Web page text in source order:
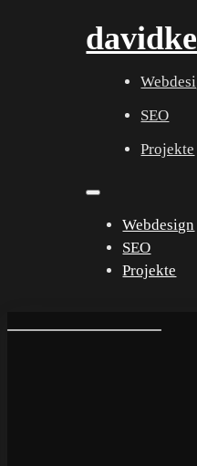
SEO
Projekte
Webdesign
SEO
Projekte